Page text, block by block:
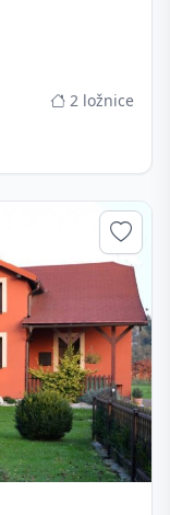
2 ložnice